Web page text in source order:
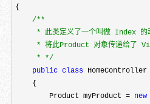
{
/**
* 此类定义了一个叫做 Index 的
* 将此Product 对象传递给了
     *
*/
public class
    {
        Product myProduct
= new